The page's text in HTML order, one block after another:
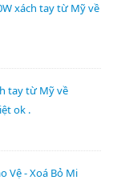
xách tay từ Mỹ về
tay từ Mỹ về
ok .
Vệ - Xoá Bỏ Mi